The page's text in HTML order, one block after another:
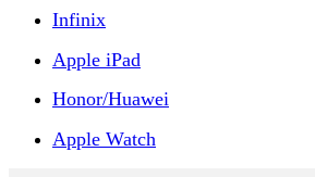
Infinix
Apple iPad
Honor/Huawei
Apple Watch